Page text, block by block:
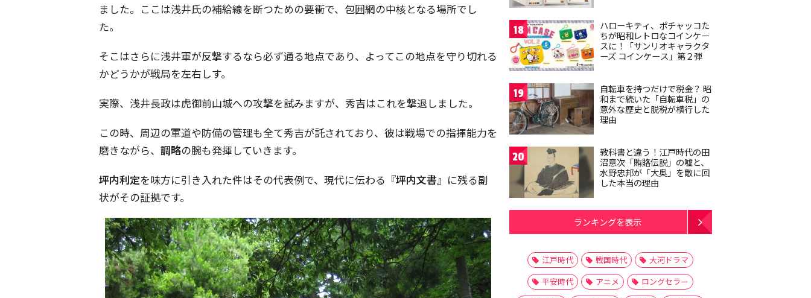
ました。ここは浅井氏の補給線を断つための要衝で、包囲網の中核となる場所でし
た。
そこはさらに浅井軍が反撃するなら必ず通る地点であり、よってこの地点を守り切れる
かどうかが戦局を左右しす。
実際、浅井長政は虎御前山城への攻撃を試みますが、秀吉はこれを撃退しました。
この時、周辺の軍道や防備の管理も全て秀吉が託されており、彼は戦場での指揮能力を
磨きながら、 調略の腕も発揮していきます。
坪内利定を味方に引き入れた件はその代表例で、現代に伝わる 『坪内文書』 に残る副
状がその証拠です。
18
ハローキティ、ポチャッコた
ちが昭和レトロなコインケー
スに！「サンリオキャラクタ
ーズ コインケース」第２弾
19
自転車を持つだけで税金？ 昭
和まで続いた「自転車税」の
意外な歴史と脱税が横行した
理由
20
教科書と違う！江戸時代の田
沼意次「賄賂伝説」の嘘と、
水野忠邦が「大奥」を敵に回
した本当の理由
ランキングを表示
江戸時代 戦国時代
大河ドラマ
平安時代
アニメ
ロングセラー